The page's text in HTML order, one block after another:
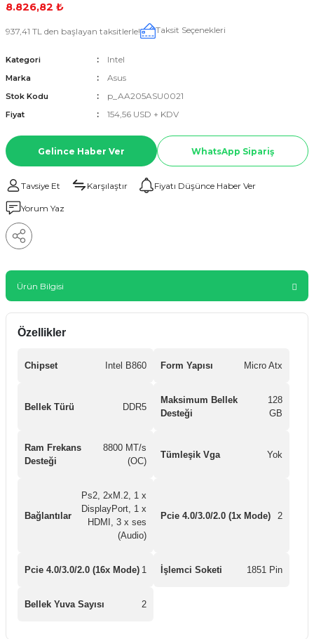
8.826,82 ₺
937,41 TL den başlayan taksitlerle! Taksit Seçenekleri
Kategori Intel
Marka Asus
Stok Kodu p_AA205ASU0021
Fiyat 154,56 USD + KDV
Gelince Haber Ver WhatsApp Sipariş
Tavsiye Et Karşılaştır Fiyatı Düşünce Haber Ver
Yorum Yaz
Ürün Bilgisi
Özellikler
Chipset Intel B860 Form Yapısı Micro Atx
Bellek Türü DDR5
Maksimum Bellek
Desteği
128
GB
Ram Frekans
Desteği
8800 MT/s
(OC)
Tümleşik Vga Yok
Bağlantılar
Ps2, 2xM.2, 1 x
DisplayPort, 1 x
HDMI, 3 x ses
(Audio)
Pcie 4.0/3.0/2.0 (1x Mode) 2
Pcie 4.0/3.0/2.0 (16x Mode) 1 İşlemci Soketi 1851 Pin
Bellek Yuva Sayısı 2